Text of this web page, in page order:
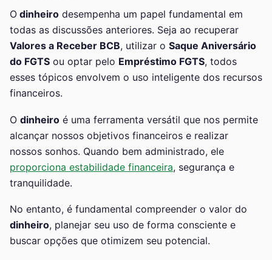
O dinheiro desempenha um papel fundamental em
todas as discussões anteriores. Seja ao recuperar
Valores a Receber BCB, utilizar o Saque Aniversário
do FGTS ou optar pelo Empréstimo FGTS, todos
esses tópicos envolvem o uso inteligente dos recursos
financeiros.
O dinheiro é uma ferramenta versátil que nos permite
alcançar nossos objetivos financeiros e realizar
nossos sonhos. Quando bem administrado, ele
proporciona estabilidade financeira, segurança e
tranquilidade.
No entanto, é fundamental compreender o valor do
dinheiro, planejar seu uso de forma consciente e
buscar opções que otimizem seu potencial.